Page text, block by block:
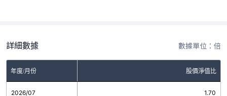
詳細數據 數據單位：倍
年度/月份 股價淨值比
2026/07 1.70